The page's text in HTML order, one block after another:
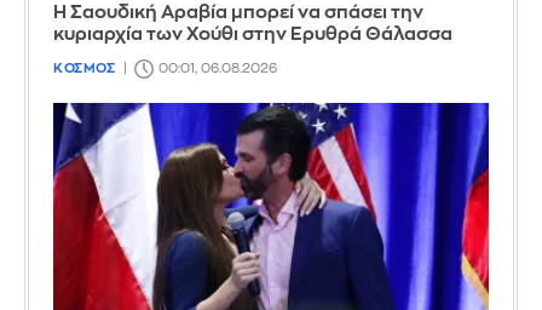
Η Σαουδική Αραβία μπορεί να σπάσει την
κυριαρχία των Χούθι στην Ερυθρά Θάλασσα
ΚΟΣΜΟΣ 00:01, 06.08.2026